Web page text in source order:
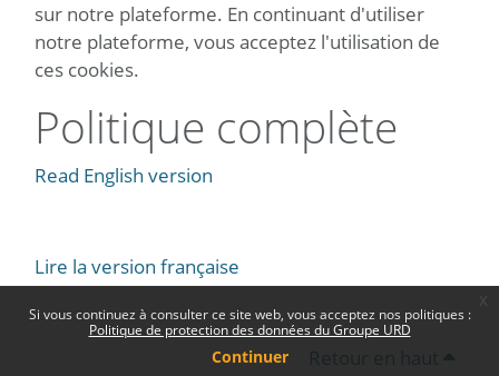
Si vous continuez à consulter ce site web, vous acceptez nos politiques :
Politique de protection des données du Groupe URD
Continuer
sur notre plateforme. En continuant d'utiliser
notre plateforme, vous acceptez l'utilisation de
ces cookies.
Politique complète
Read English version
Lire la version française